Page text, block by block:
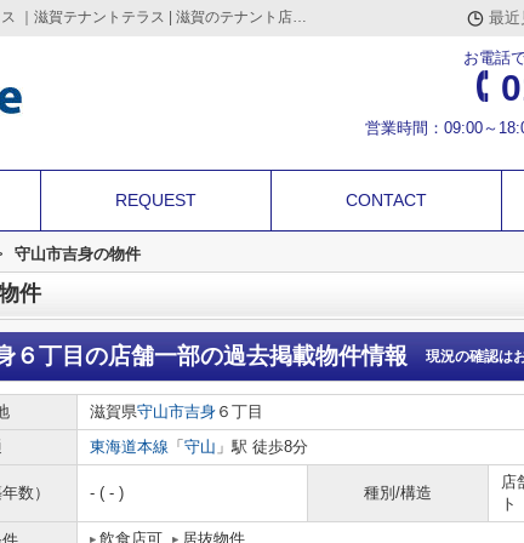
守山市吉身６丁目の賃貸物件の過去掲載物件｜滋賀テナントテラス ｜滋賀テナントテラス | 滋賀のテナント店舗・事務所・倉庫・借地などの事業用不動産を情報満載 最近
お電話
営業時間：09:00～
REQUEST CONTACT
守山市吉身の物件
件
６丁目の店舗一部の過去掲載物件情報 現況の確認は
滋賀県守山市吉身 ６丁目
東海道本線 「 守山 」駅 徒歩8分
数） - ( - ) 種別/構造
店
ト
飲食店可 居抜物件